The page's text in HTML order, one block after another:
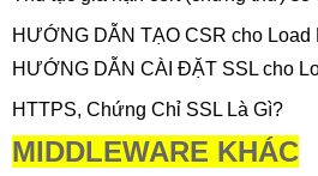
HƯỚNG DẪN TẠO CSR cho Load
HƯỚNG DẪN CÀI ĐẶT SSL cho
HTTPS, Chứng Chỉ SSL Là Gì?
MIDDLEWARE KHÁC